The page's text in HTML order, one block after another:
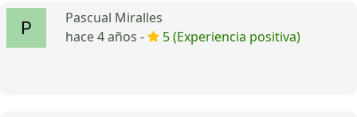
Pascual Miralles
hace 4 años -
5 (Experiencia positiva)